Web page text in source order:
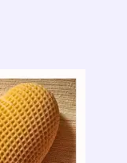
de
precios:
desde
$5,00
hasta
$6,00